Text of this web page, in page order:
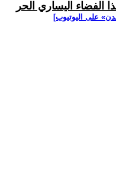
الفضاء اليساري الحر
على اليوتيوب]